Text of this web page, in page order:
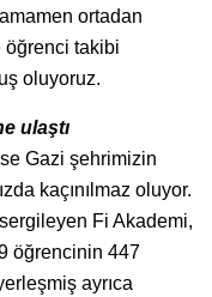
ortadan
öğrenci takibi
oluyoruz.
ulaştı
Gazi şehrimizin
kaçınılmaz oluyor.
Fi Akademi,
öğrencinin 447
ayrıca